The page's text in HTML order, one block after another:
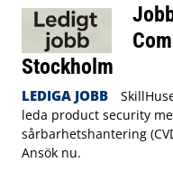
Stockholm
LEDIGA JOBB
leda product security
sårbarhetshantering
Ansök nu.